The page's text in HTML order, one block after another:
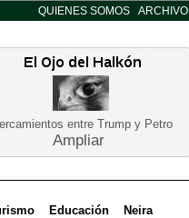
QUIENES SOMOS ARCHIVO
entre Trump y Petro
Ampliar
Educación Neira